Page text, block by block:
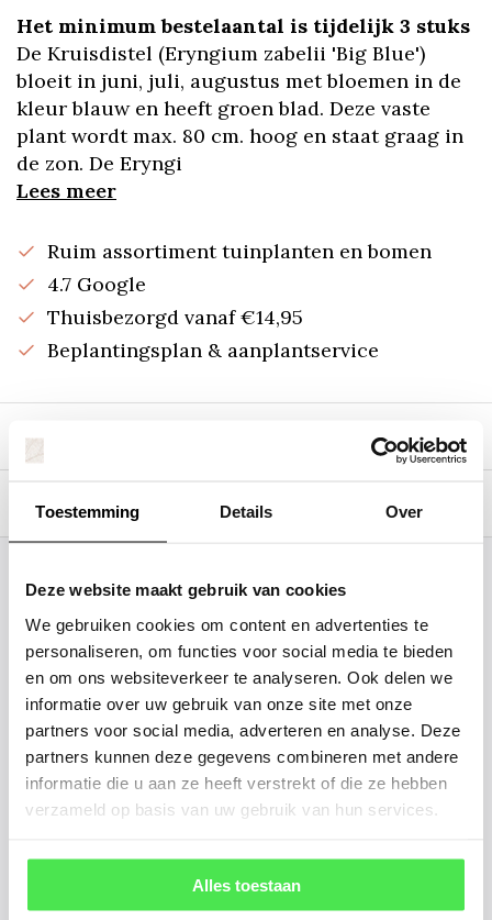
Toestemming Details Over
Deze website maakt gebruik van cookies
We gebruiken cookies om content en advertenties te
personaliseren, om functies voor social media te bieden
en om ons websiteverkeer te analyseren. Ook delen we
informatie over uw gebruik van onze site met onze
partners voor social media, adverteren en analyse. Deze
partners kunnen deze gegevens combineren met andere
informatie die u aan ze heeft verstrekt of die ze hebben
verzameld op basis van uw gebruik van hun services.
Alles toestaan
Het minimum bestelaantal is tijdelijk 3 stuks
De Kruisdistel (Eryngium zabelii 'Big Blue')
bloeit in juni, juli, augustus met bloemen in de
kleur blauw en heeft groen blad. Deze vaste
plant wordt max. 80 cm. hoog en staat graag in
de zon. De Eryngi
Lees meer
Ruim assortiment tuinplanten en bomen
4.7 Google
Thuisbezorgd vanaf €14,95
Beplantingsplan & aanplantservice
Beschrijving
Specificaties
Staat uw plantsoort of maat er niet
tussen? Laat het ons weten, dan
gaan we voor u kijken. Stuur ons
de plantnaam, hoogte, stamdikte en
vorm. Wilt u weten hoe uw plant of
boom er ongeveer eruit ziet? We
kunnen u een foto sturen.
06 45 601 508 (tijdelijk niet bereikbaar)